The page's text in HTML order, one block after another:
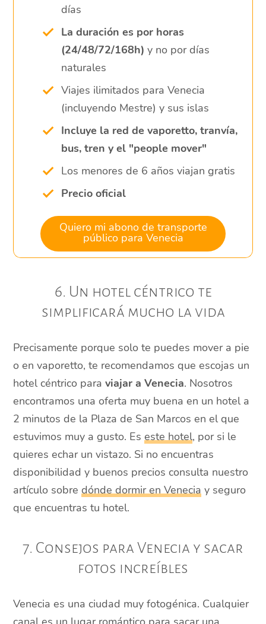
días
La duración es por horas
(24/48/72/168h) y no por días
naturales
Viajes ilimitados para Venecia
(incluyendo Mestre) y sus islas
Incluye la red de vaporetto, tranvía,
bus, tren y el "people mover"
Los menores de 6 años viajan gratis
Precio oficial
Quiero mi abono de transporte
público para Venecia
6. Un hotel céntrico te
simplificará mucho la vida
Precisamente porque solo te puedes mover a pie
o en vaporetto, te recomendamos que escojas un
hotel céntrico para viajar a Venecia. Nosotros
encontramos una oferta muy buena en un hotel a
2 minutos de la Plaza de San Marcos en el que
estuvimos muy a gusto. Eseste hotel, por si le
quieres echar un vistazo. Si no encuentras
disponibilidad y buenos precios consulta nuestro
artículo sobredónde dormir en Venecia y seguro
que encuentras tu hotel.
7. Consejos para Venecia y sacar
fotos increíbles
Venecia es una ciudad muy fotogénica. Cualquier